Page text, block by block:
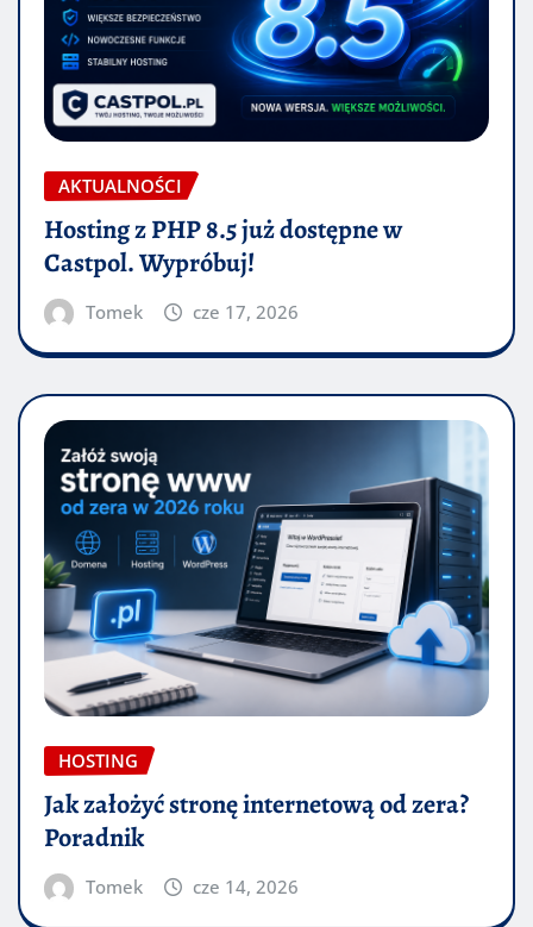
AKTUALNOŚCI
Hosting z PHP 8.5 już dostępne w
Castpol. Wypróbuj!
Tomek cze 17, 2026
HOSTING
Jak założyć stronę internetową od zera?
Poradnik
Tomek cze 14, 2026